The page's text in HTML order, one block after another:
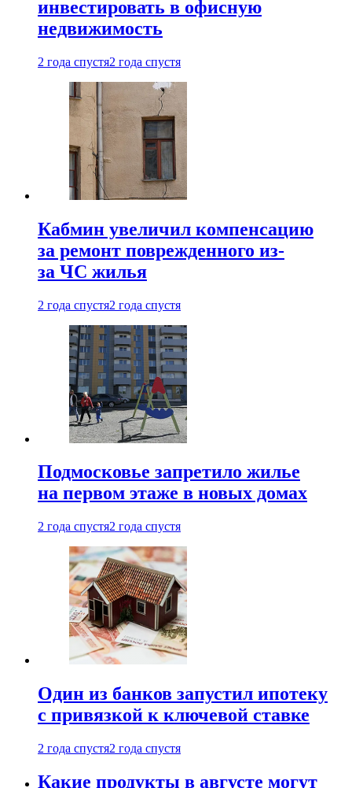
инвестировать в офисную
недвижимость
2 года спустя2 года спустя
Кабмин увеличил компенсацию
за ремонт поврежденного из-
за ЧС жилья
2 года спустя2 года спустя
Подмосковье запретило жилье
на первом этаже в новых домах
2 года спустя2 года спустя
Один из банков запустил ипотеку
с привязкой к ключевой ставке
2 года спустя2 года спустя
Какие продукты в августе могут